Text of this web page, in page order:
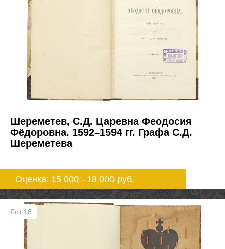
Шереметев, С.Д. Царевна Феодосия
Фёдоровна. 1592–1594 гг. Графа С.Д.
Шереметева
Оценка: 15 000 - 18 000 руб.
Лот 18